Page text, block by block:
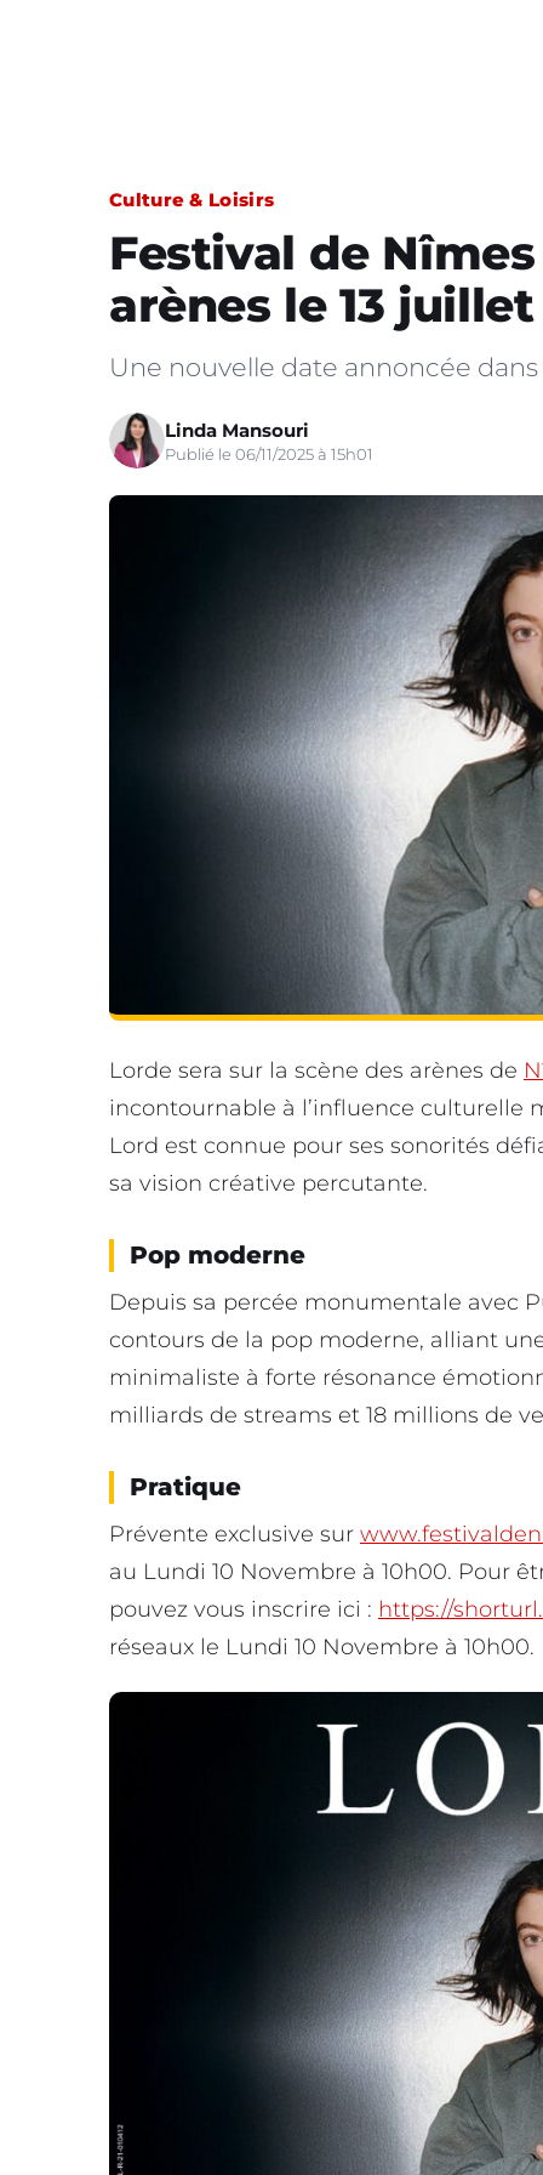
Culture & Loisirs
Festival de
arènes le 13
Une nouvelle date annoncée
Linda Mansouri
Publié le 06/11/2025 à 15h01
Lorde sera sur la scène des arènes de
incontournable à l’influence culturelle
Lord est connue pour ses sonorités
sa vision créative percutante.
Pop moderne
Depuis sa percée monumentale avec
contours de la pop moderne, alliant
minimaliste à forte résonance
milliards de streams et 18 millions de
Pratique
Prévente exclusive sur
au Lundi 10 Novembre à 10h00. Pour
pouvez vous inscrire ici : https://
réseaux le Lundi 10 Novembre à 10h00.